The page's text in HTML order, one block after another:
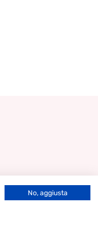
No, aggiusta